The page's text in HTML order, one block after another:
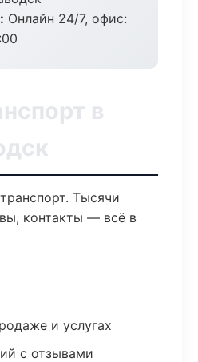
Онлайн 24/7, офис:
в
Тысячи
контакты — всё в
и услугах
с отзывами